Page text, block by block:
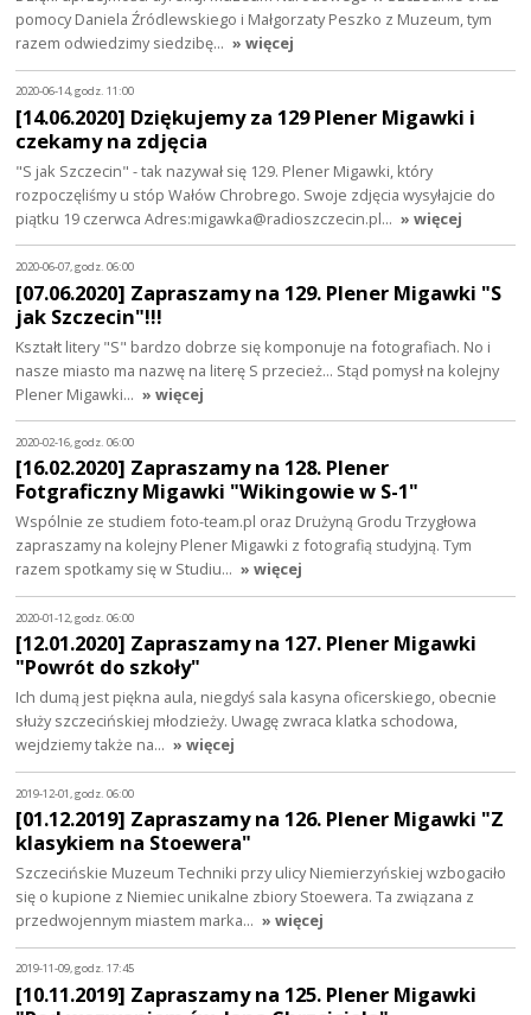
pomocy Daniela Źródlewskiego i Małgorzaty Peszko z Muzeum, tym
razem odwiedzimy siedzibę… » więcej
2020-06-14, godz. 11:00
[14.06.2020] Dziękujemy za 129 Plener Migawki i
czekamy na zdjęcia
"S jak Szczecin" - tak nazywał się 129. Plener Migawki, który
rozpoczęliśmy u stóp Wałów Chrobrego. Swoje zdjęcia wysyłajcie do
piątku 19 czerwca Adres:migawka@radioszczecin.pl… » więcej
2020-06-07, godz. 06:00
[07.06.2020] Zapraszamy na 129. Plener Migawki "S
jak Szczecin"!!!
Kształt litery "S" bardzo dobrze się komponuje na fotografiach. No i
nasze miasto ma nazwę na literę S przecież... Stąd pomysł na kolejny
Plener Migawki… » więcej
2020-02-16, godz. 06:00
[16.02.2020] Zapraszamy na 128. Plener
Fotgraficzny Migawki "Wikingowie w S-1"
Wspólnie ze studiem foto-team.pl oraz Drużyną Grodu Trzygłowa
zapraszamy na kolejny Plener Migawki z fotografią studyjną. Tym
razem spotkamy się w Studiu… » więcej
2020-01-12, godz. 06:00
[12.01.2020] Zapraszamy na 127. Plener Migawki
"Powrót do szkoły"
Ich dumą jest piękna aula, niegdyś sala kasyna oficerskiego, obecnie
służy szczecińskiej młodzieży. Uwagę zwraca klatka schodowa,
wejdziemy także na… » więcej
2019-12-01, godz. 06:00
[01.12.2019] Zapraszamy na 126. Plener Migawki "Z
klasykiem na Stoewera"
Szczecińskie Muzeum Techniki przy ulicy Niemierzyńskiej wzbogaciło
się o kupione z Niemiec unikalne zbiory Stoewera. Ta związana z
przedwojennym miastem marka… » więcej
2019-11-09, godz. 17:45
[10.11.2019] Zapraszamy na 125. Plener Migawki